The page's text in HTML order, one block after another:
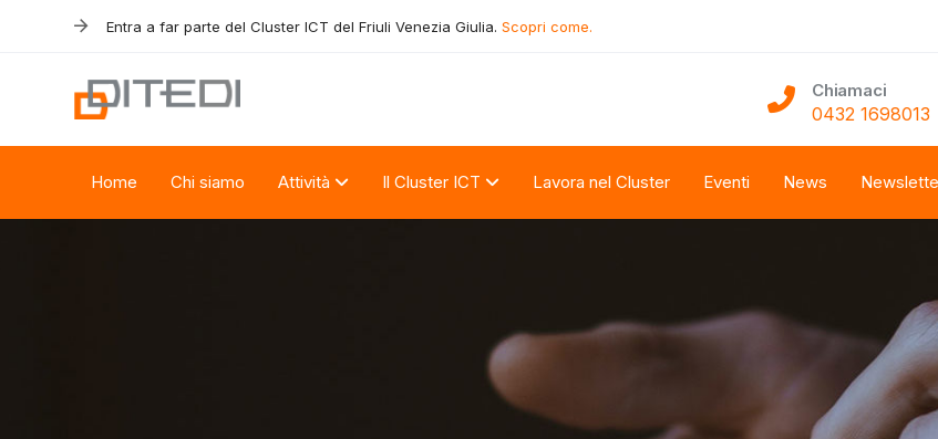
navigation
Entra a far parte del Cluster ICT del Friuli Venezia Giulia. Scopri come.
Chiamaci
0432 1698013
Home Chi siamo Attività Il Cluster ICT Lavora nel Cluster Eventi News